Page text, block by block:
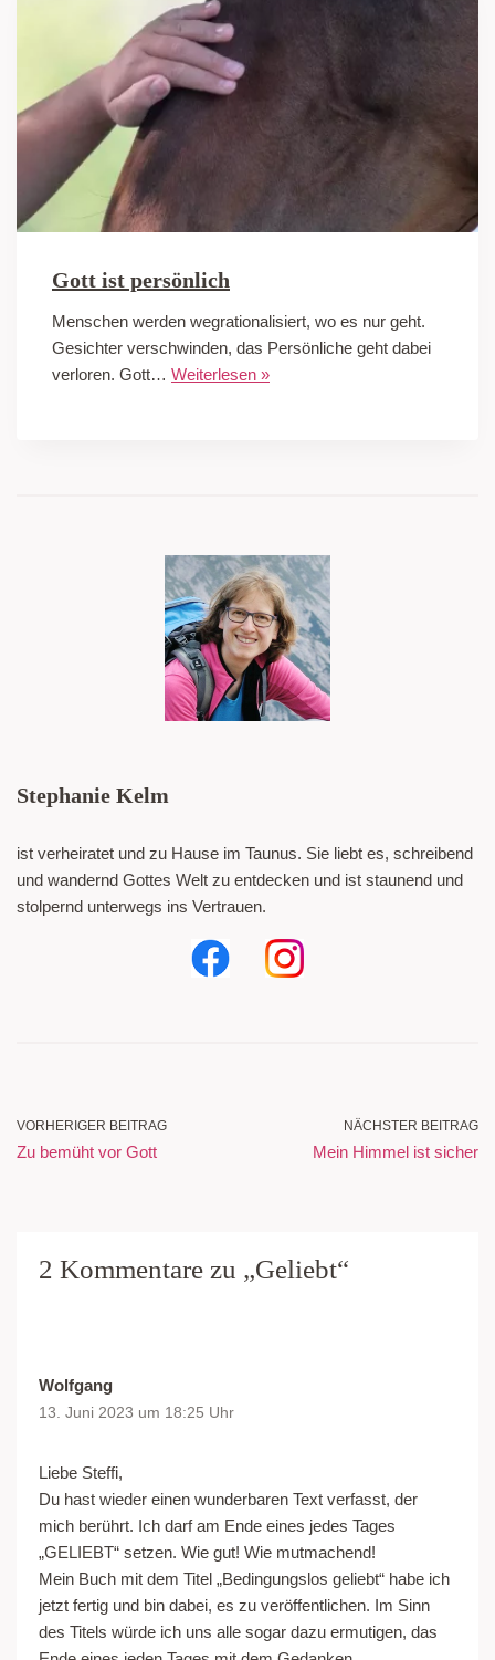
Gott ist persönlich
Menschen werden wegrationalisiert, wo es nur geht.
Gesichter verschwinden, das Persönliche geht dabei
verloren. Gott… Weiterlesen »
Stephanie Kelm
ist verheiratet und zu Hause im Taunus. Sie liebt es, schreibend
und wandernd Gottes Welt zu entdecken und ist staunend und
stolpernd unterwegs ins Vertrauen.
VORHERIGER BEITRAG
Zu bemüht vor Gott
NÄCHSTER BEITRAG
Mein Himmel ist sicher
2 Kommentare zu „Geliebt“
Wolfgang
13. Juni 2023 um 18:25 Uhr
Liebe Steffi,
Du hast wieder einen wunderbaren Text verfasst, der
mich berührt. Ich darf am Ende eines jedes Tages
„GELIEBT“ setzen. Wie gut! Wie mutmachend!
Mein Buch mit dem Titel „Bedingungslos geliebt“ habe ich
jetzt fertig und bin dabei, es zu veröffentlichen. Im Sinn
des Titels würde ich uns alle sogar dazu ermutigen, das